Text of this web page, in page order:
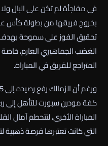
في مفاجأة لم تكن على البال
بخروج فريقها من بطولة كأس
تحقيق الفوز على سموحة
الغضب الجماهيري العارم،
المتراجع للفريق في المباراة.
كفة مودرن سبورت للتأهل إلى
المباراة الأخرى، لتتحطم آمال
التي كانت تعتبرها فرصة ذهبية